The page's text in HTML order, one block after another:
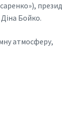
Бойко.
атмосферу,